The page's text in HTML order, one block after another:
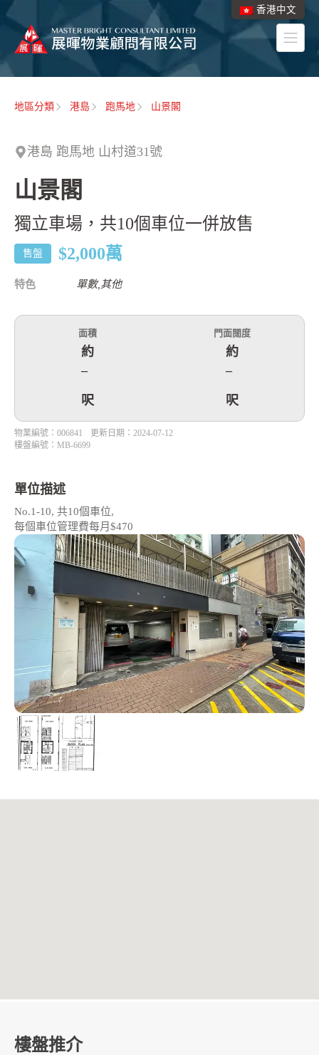
地區分類 港島 跑馬地 山景閣
港島 跑馬地 山村道31號
山景閣
獨立車場，共10個車位一併放售
售盤 $2,000萬
特色 單數,其他
面積
約
–
呎
門面闊度
約
–
呎
物業編號：006841
樓盤編號：MB-6699
更新日期：2024-07-12
單位描述
No.1-10, 共10個車位,
每個車位管理費每月$470
樓盤推介
香港中文